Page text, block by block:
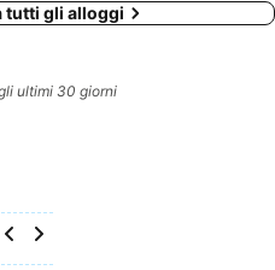
tutti gli alloggi
ultimi 30 giorni